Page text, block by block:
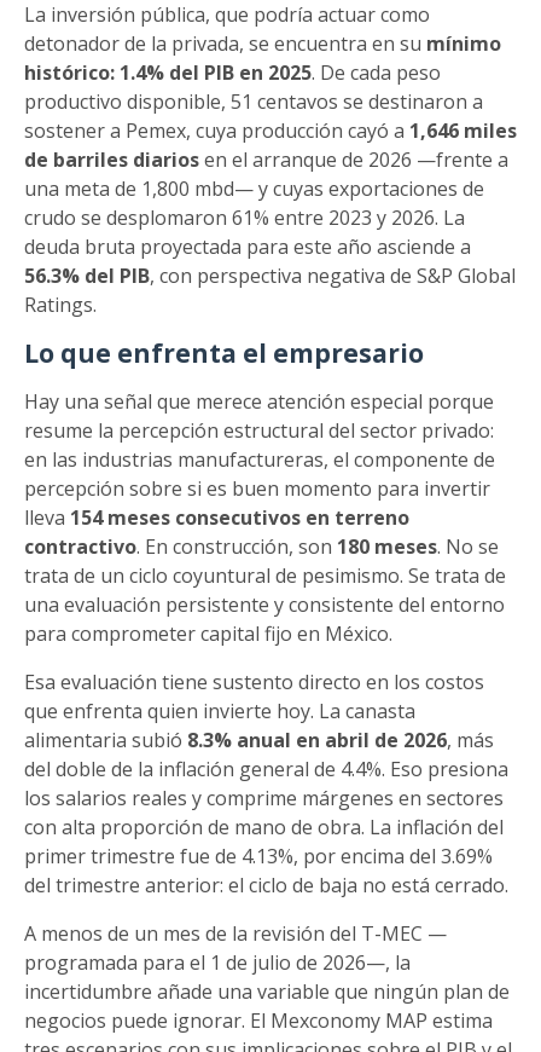
La inversión pública, que podría actuar como
detonador de la privada, se encuentra en su mínimo
histórico: 1.4% del PIB en 2025. De cada peso
productivo disponible, 51 centavos se destinaron a
sostener a Pemex, cuya producción cayó a 1,646 miles
de barriles diariosen el arranque de 2026 —frente a
una meta de 1,800 mbd— y cuyas exportaciones de
crudo se desplomaron 61% entre 2023 y 2026. La
deuda bruta proyectada para este año asciende a
56.3% del PIB, con perspectiva negativa de S&P Global
Ratings.
Lo que enfrenta el empresario
Hay una señal que merece atención especial porque
resume la percepción estructural del sector privado:
en las industrias manufactureras, el componente de
percepción sobre si es buen momento para invertir
lleva 154 meses consecutivos en terreno
contractivo. En construcción, son 180 meses. No se
trata de un ciclo coyuntural de pesimismo. Se trata de
una evaluación persistente y consistente del entorno
para comprometer capital fijo en México.
Esa evaluación tiene sustento directo en los costos
que enfrenta quien invierte hoy. La canasta
alimentaria subió 8.3% anual en abril de 2026, más
del doble de la inflación general de 4.4%. Eso presiona
los salarios reales y comprime márgenes en sectores
con alta proporción de mano de obra. La inflación del
primer trimestre fue de 4.13%, por encima del 3.69%
del trimestre anterior: el ciclo de baja no está cerrado.
A menos de un mes de la revisión del T-MEC —
programada para el 1 de julio de 2026—, la
incertidumbre añade una variable que ningún plan de
negocios puede ignorar. El Mexconomy MAP estima